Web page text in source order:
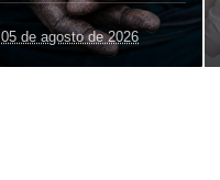
05 de agosto de 2026